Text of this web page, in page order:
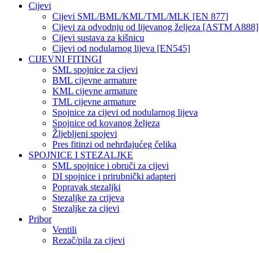
Cijevi
Cijevi SML/BML/KML/TML/MLK [EN 877]
Cijevi za odvodnju od lijevanog željeza [ASTM A888]
Cijevi sustava za kišnicu
Cijevi od nodularnog lijeva [EN545]
CIJEVNI FITINGI
SML spojnice za cijevi
BML cijevne armature
KML cijevne armature
TML cijevne armature
Spojnice za cijevi od nodularnog lijeva
Spojnice od kovanog željeza
Žljebljeni spojevi
Pres fitinzi od nehrđajućeg čelika
SPOJNICE I STEZALJKE
SML spojnice i obruči za cijevi
DI spojnice i prirubnički adapteri
Popravak stezaljki
Stezaljke za crijeva
Stezaljke za cijevi
Pribor
Ventili
Rezač/pila za cijevi